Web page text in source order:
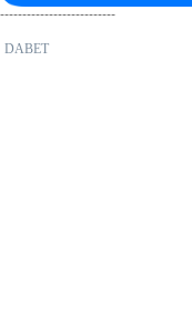
--------------------------
DABET